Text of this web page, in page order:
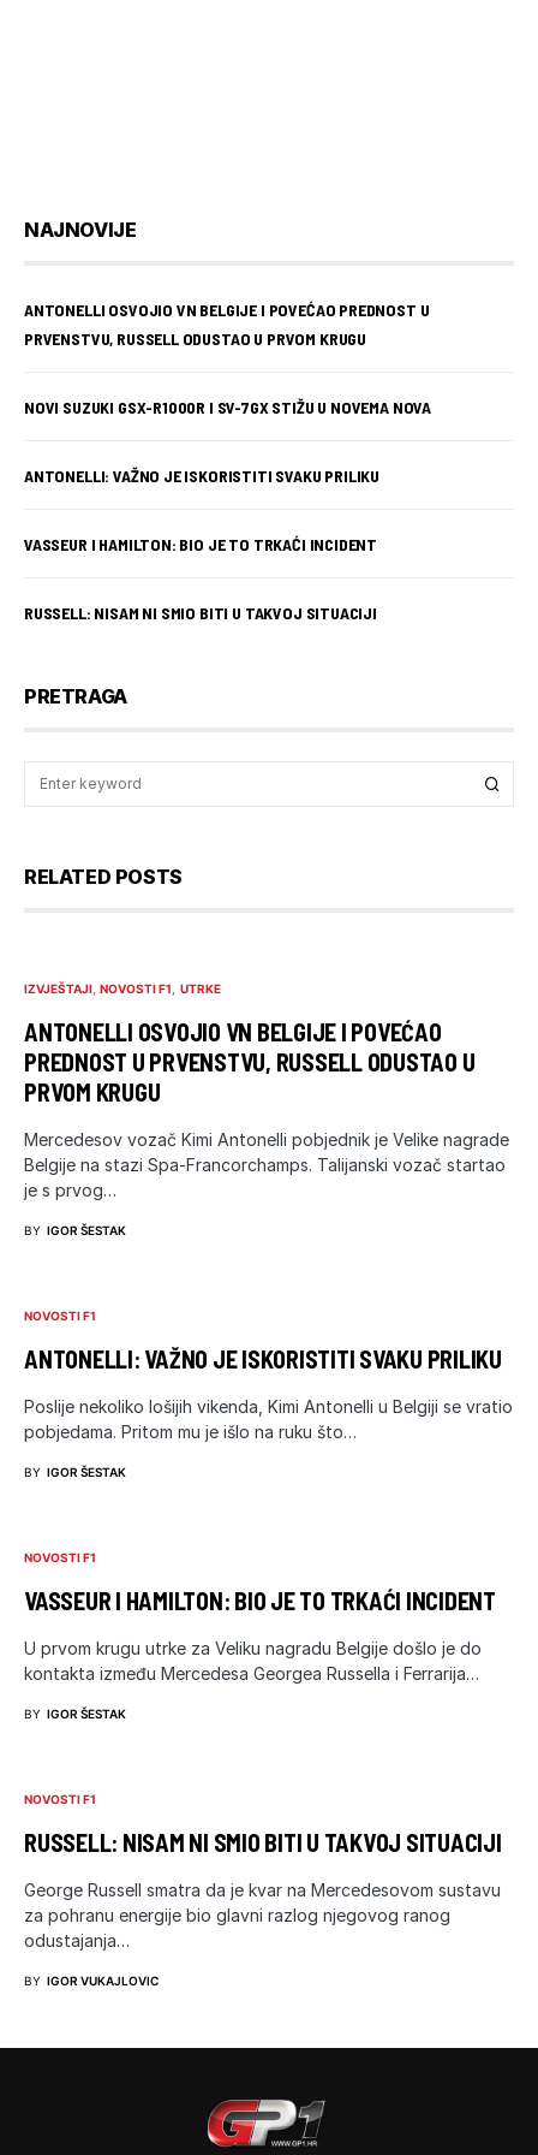
NAJNOVIJE
ANTONELLI OSVOJIO VN BELGIJE I POVEĆAO PREDNOST U
PRVENSTVU, RUSSELL ODUSTAO U PRVOM KRUGU
NOVI SUZUKI GSX-R1000R I SV-7GX STIŽU U NOVEMA NOVA
ANTONELLI: VAŽNO JE ISKORISTITI SVAKU PRILIKU
VASSEUR I HAMILTON: BIO JE TO TRKAĆI INCIDENT
RUSSELL: NISAM NI SMIO BITI U TAKVOJ SITUACIJI
PRETRAGA
RELATED POSTS
IZVJEŠTAJI NOVOSTI F1 UTRKE
ANTONELLI OSVOJIO VN BELGIJE I POVEĆAO
PREDNOST U PRVENSTVU, RUSSELL ODUSTAO U
PRVOM KRUGU
Mercedesov vozač Kimi Antonelli pobjednik je Velike nagrade
Belgije na stazi Spa-Francorchamps. Talijanski vozač startao
je s prvog…
BY IGOR ŠESTAK
NOVOSTI F1
ANTONELLI: VAŽNO JE ISKORISTITI SVAKU PRILIKU
Poslije nekoliko lošijih vikenda, Kimi Antonelli u Belgiji se vratio
pobjedama. Pritom mu je išlo na ruku što…
BY IGOR ŠESTAK
NOVOSTI F1
VASSEUR I HAMILTON: BIO JE TO TRKAĆI INCIDENT
U prvom krugu utrke za Veliku nagradu Belgije došlo je do
kontakta između Mercedesa Georgea Russella i Ferrarija…
BY IGOR ŠESTAK
NOVOSTI F1
RUSSELL: NISAM NI SMIO BITI U TAKVOJ SITUACIJI
George Russell smatra da je kvar na Mercedesovom sustavu
za pohranu energije bio glavni razlog njegovog ranog
odustajanja…
BY IGOR VUKAJLOVIC